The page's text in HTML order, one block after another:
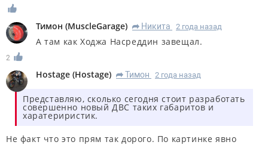
Тимон (MuscleGarage) R Никита 2 года назад
А там как Ходжа Насреддин завещал.
2
Hostage (Hostage) R Тимон 2 года назад
Представляю, сколько сегодня стоит разработать
совершенно новый ДВС таких габаритов и
харатериристик.
Не факт что это прям так дорого. По картинке явно